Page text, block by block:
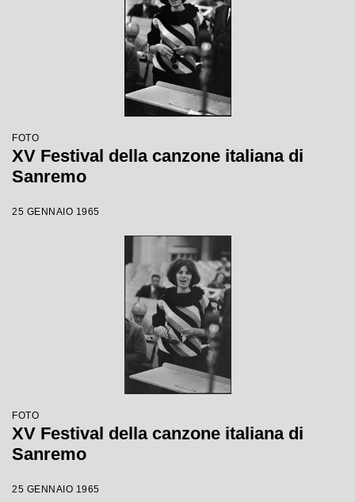
FOTO
XV Festival della canzone italiana di
Sanremo
25 GENNAIO 1965
FOTO
XV Festival della canzone italiana di
Sanremo
25 GENNAIO 1965